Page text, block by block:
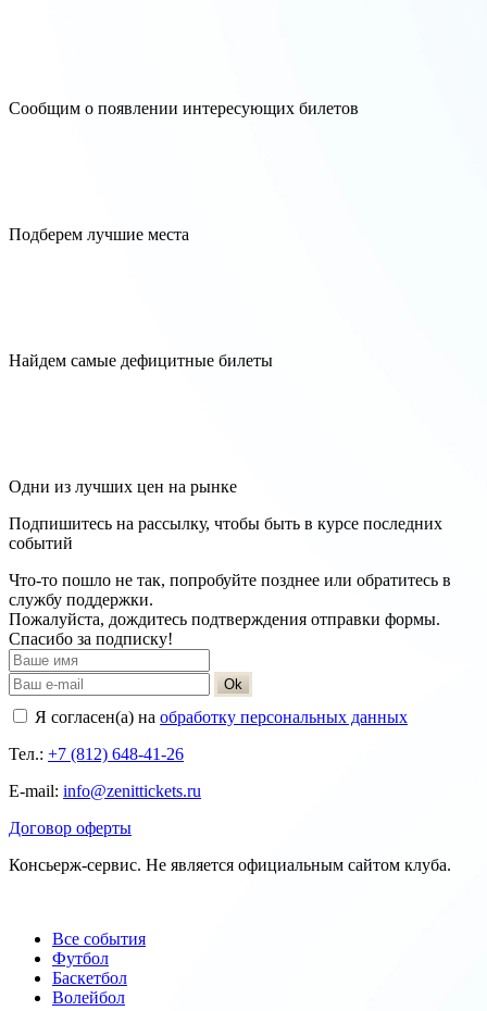
Сообщим о появлении интересующих билетов
Подберем лучшие места
Найдем самые дефицитные билеты
Одни из лучших цен на рынке
Подпишитесь на рассылку, чтобы быть в курсе последних
событий
Что-то пошло не так, попробуйте позднее или обратитесь в
службу поддержки.
Пожалуйста, дождитесь подтверждения отправки формы.
Спасибо за подписку!
Ok
Я согласен(а) на обработку персональных данных
Тел.: +7 (812) 648-41-26
E-mail: info@zenittickets.ru
Договор оферты
Консьерж-сервис. Не является официальным сайтом клуба.
Все события
Футбол
Баскетбол
Волейбол